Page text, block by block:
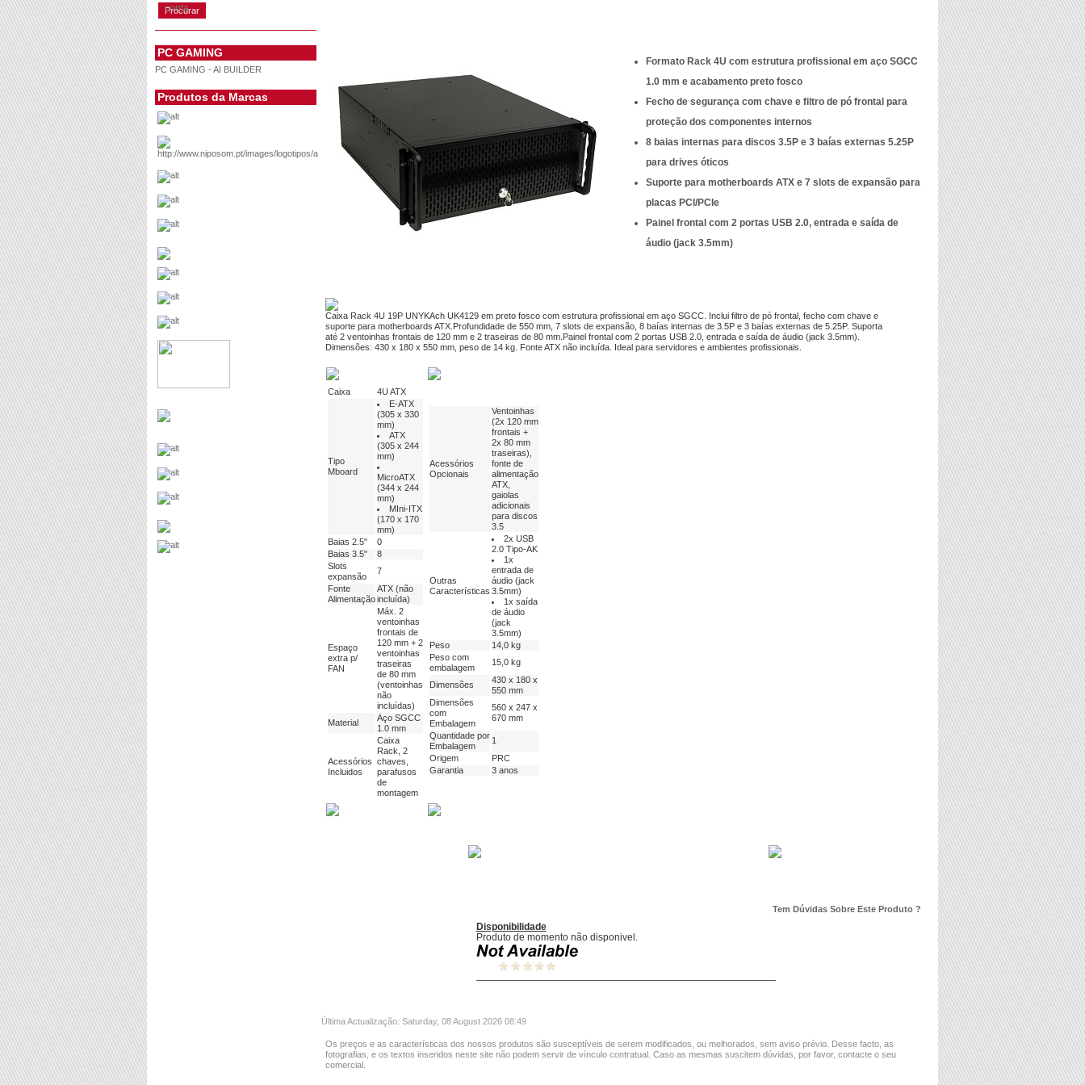
conta
PC GAMING
PC GAMING - AI BUILDER
Produtos da Marcas
Formato Rack 4U com estrutura profissional em aço SGCC
1.0 mm e acabamento preto fosco
Fecho de segurança com chave e filtro de pó frontal para
proteção dos componentes internos
8 baias internas para discos 3.5P e 3 baías externas 5.25P
para drives óticos
Suporte para motherboards ATX e 7 slots de expansão para
placas PCI/PCIe
Painel frontal com 2 portas USB 2.0, entrada e saída de
áudio (jack 3.5mm)
Caixa Rack 4U 19P UNYKAch UK4129 em preto fosco com estrutura profissional em aço SGCC. Inclui filtro de pó frontal, fecho com chave e
suporte para motherboards ATX.Profundidade de 550 mm, 7 slots de expansão, 8 baías internas de 3.5P e 3 baías externas de 5.25P. Suporta
até 2 ventoinhas frontais de 120 mm e 2 traseiras de 80 mm.Painel frontal com 2 portas USB 2.0, entrada e saída de áudio (jack 3.5mm).
Dimensões: 430 x 180 x 550 mm, peso de 14 kg. Fonte ATX não incluída. Ideal para servidores e ambientes profissionais.
Caixa 4U ATX
Tipo
Mboard
E-ATX
(305 x 330
mm)
ATX
(305 x 244
mm)
MicroATX
(344 x 244
mm)
MIni-ITX
(170 x 170
mm)
Baias 2.5"
0
Baias 3.5"
8
Slots
expansão
7
Fonte
Alimentação
ATX (não
incluída)
Espaço
extra p/
FAN
Máx. 2
ventoinhas
frontais de
120 mm + 2
ventoinhas
traseiras
de 80 mm
(ventoinhas
não
incluídas)
Material
Aço SGCC
1.0 mm
Acessórios
Incluidos
Caixa
Rack, 2
chaves,
parafusos
de
montagem
Acessórios
Opcionais
Ventoinhas
(2x 120 mm
frontais +
2x 80 mm
traseiras),
fonte de
alimentação
ATX,
gaiolas
adicionais
para discos
3.5
Outras
Características
2x USB
2.0 Tipo-AK
1x
entrada de
áudio (jack
3.5mm)
1x saída
de áudio
(jack
3.5mm)
Peso
14,0 kg
Peso com
embalagem
15,0 kg
Dimensões
430 x 180 x
550 mm
Dimensões
com
Embalagem
560 x 247 x
670 mm
Quantidade por
Embalagem
1
Origem
PRC
Garantia
3 anos
Tem Dúvidas Sobre Este Produto ?
Disponibilidade
Produto de momento não disponivel.
Última Actualização: Saturday, 08 August 2026 08:49
Os preços e as características dos nossos produtos são susceptíveis de serem modificados, ou melhorados, sem aviso prévio. Desse facto, as
fotografias, e os textos inseridos neste site não podem servir de vínculo contratual. Caso as mesmas suscitem dúvidas, por favor, contacte o seu
comercial.